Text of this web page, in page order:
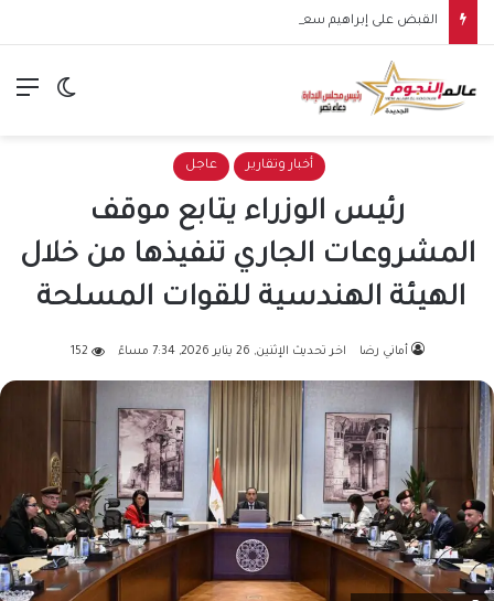
الوضع
أخبار وتقارير عاجل
رئيس الوزراء يتابع موقف
المشروعات الجاري تنفيذها من خلال
الهيئة الهندسية للقوات المسلحة
أماني رضا اخر تحديث الإثنين, 26 يناير 2026, 7:34 مساءً 152